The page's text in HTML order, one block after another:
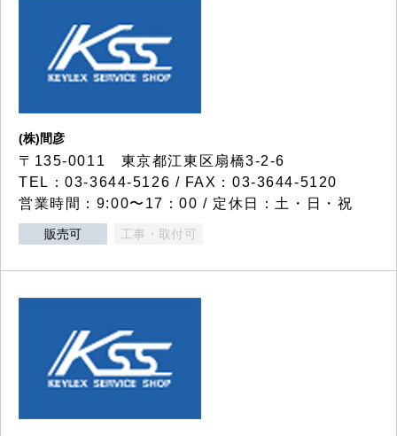
(株)間彦
〒135-0011 東京都江東区扇橋3-2-6
TEL：03-3644-5126 / FAX：03-3644-5120
営業時間：9:00〜17：00 / 定休日：土・日・祝
販売可 工事・取付可